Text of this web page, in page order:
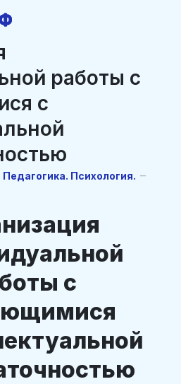
работы с
с
Психология.
с